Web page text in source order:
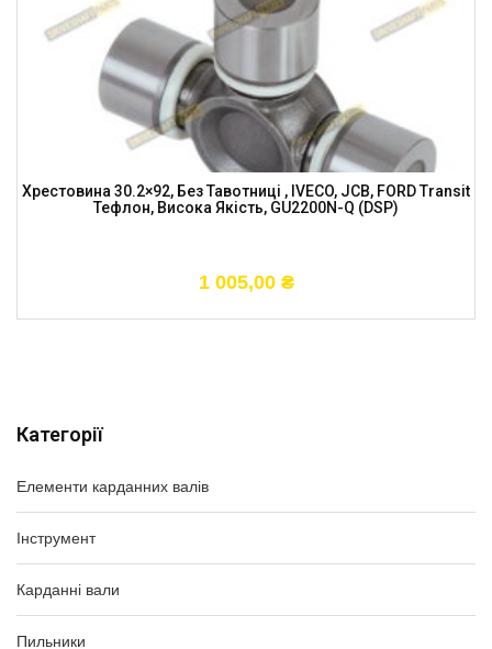
Категорії
Елементи карданних валів
Інструмент
Карданні вали
Пильники
Хрестовина 30.2×92, Без Тавотниці , IVECO, JCB, FORD Transit
Тефлон, Висока Якість, GU2200N-Q (DSP)
1 005,00 ₴